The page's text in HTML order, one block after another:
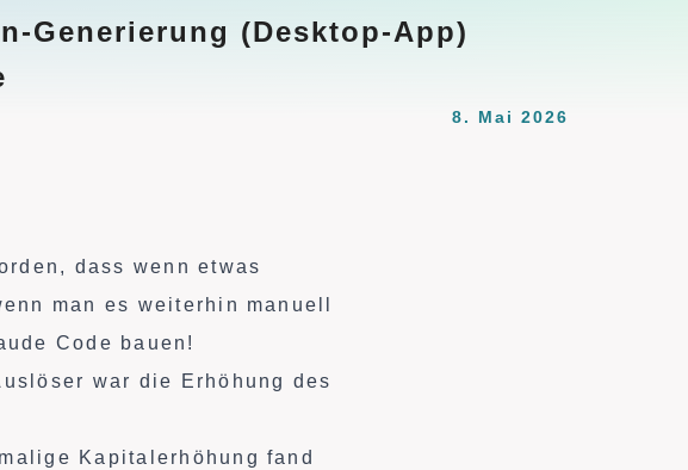
Generierung (Desktop-App)
8. Mai 2026
dass wenn etwas
man es weiterhin manuell
Code bauen!
war die Erhöhung des
Kapitalerhöhung fand